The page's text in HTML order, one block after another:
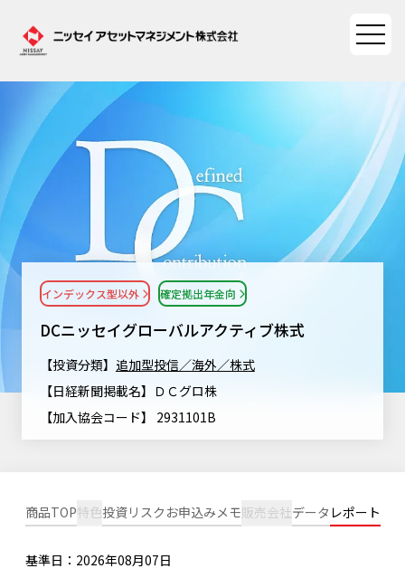
ファンド情報
ファンド検索
ファンド比較
決算カレンダー
海外休日カレンダー
投資信託新商品のご案内
ちょこっと3分！ファンドシアター
マーケット情報TOP
マーケット指数
マーケットレポート
大関 洋の「十字路」
コラム
ファンドレポート
資産形成ポータル
資産形成ポータルTOP
Nダイレクト
NAMシティ
お問い合わせ
サステナビリティ
サステナビリティTOP
サステナビリティ経営
SDGsとは？
特別対談
サステナビリティ経営基本方針
ニッセイアセットについて
ニッセイアセットについてTOP
最新情報 法人のお客さま
採用情報 English
検索したいキーワードを入力してください。
DCニッセイグローバルアクティブ株式
インデックス型以外 確定拠出年金向
【投資分類】 追加型投信／海外／株式
【日経新聞掲載名】ＤＣグロ株
【加入協会コード】 2931101B
商品TOP特色投資リスク お申込みメモ販売会社データ レポート
基準日：2026年08月07日